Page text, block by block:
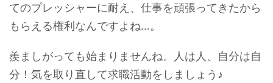
てのプレッシャーに耐え、仕事を頑張ってきたから
もらえる権利なんですよね…。
羨ましがっても始まりませんね。人は人、自分は自
分！気を取り直して求職活動をしましょう♪